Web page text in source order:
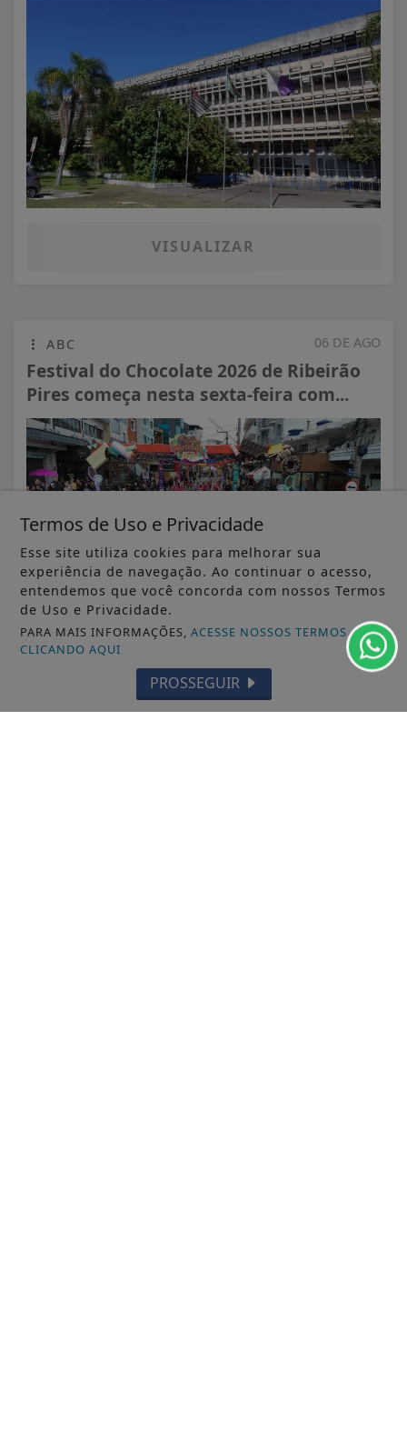
VISUALIZAR
06 DE AGO
ABC
Festival do Chocolate 2026 de Ribeirão
Pires começa nesta sexta-feira com...
VISUALIZAR
Termos de Uso e Privacidade
Esse site utiliza cookies para melhorar sua
experiência de navegação. Ao continuar o acesso,
entendemos que você concorda com nossos Termos
de Uso e Privacidade.
PARA MAIS INFORMAÇÕES,ACESSE NOSSOS TERMOS
CLICANDO AQUI
PROSSEGUIR